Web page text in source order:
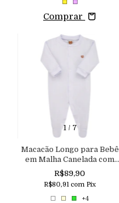
Comprar
1/ 7
Macacão Longo para Bebê
em Malha Canelada com
Elastano Aconchego
R$89,90
R$80,91 com Pix
+4